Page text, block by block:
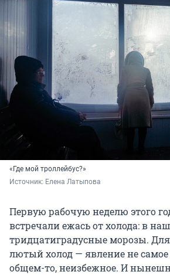
«Где мой троллейбус?»
Источник: Елена Латыпова
Первую рабочую неделю этого
встречали ежась от холода: в
тридцатиградусные морозы.
лютый холод — явление не самое
общем-то, неизбежное. И